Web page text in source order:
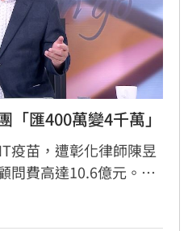
「匯400萬變4千萬」
疫苗，遭彰化律師陳昱
問費高達10.6億元。民
昱瑄利用資本額僅百萬